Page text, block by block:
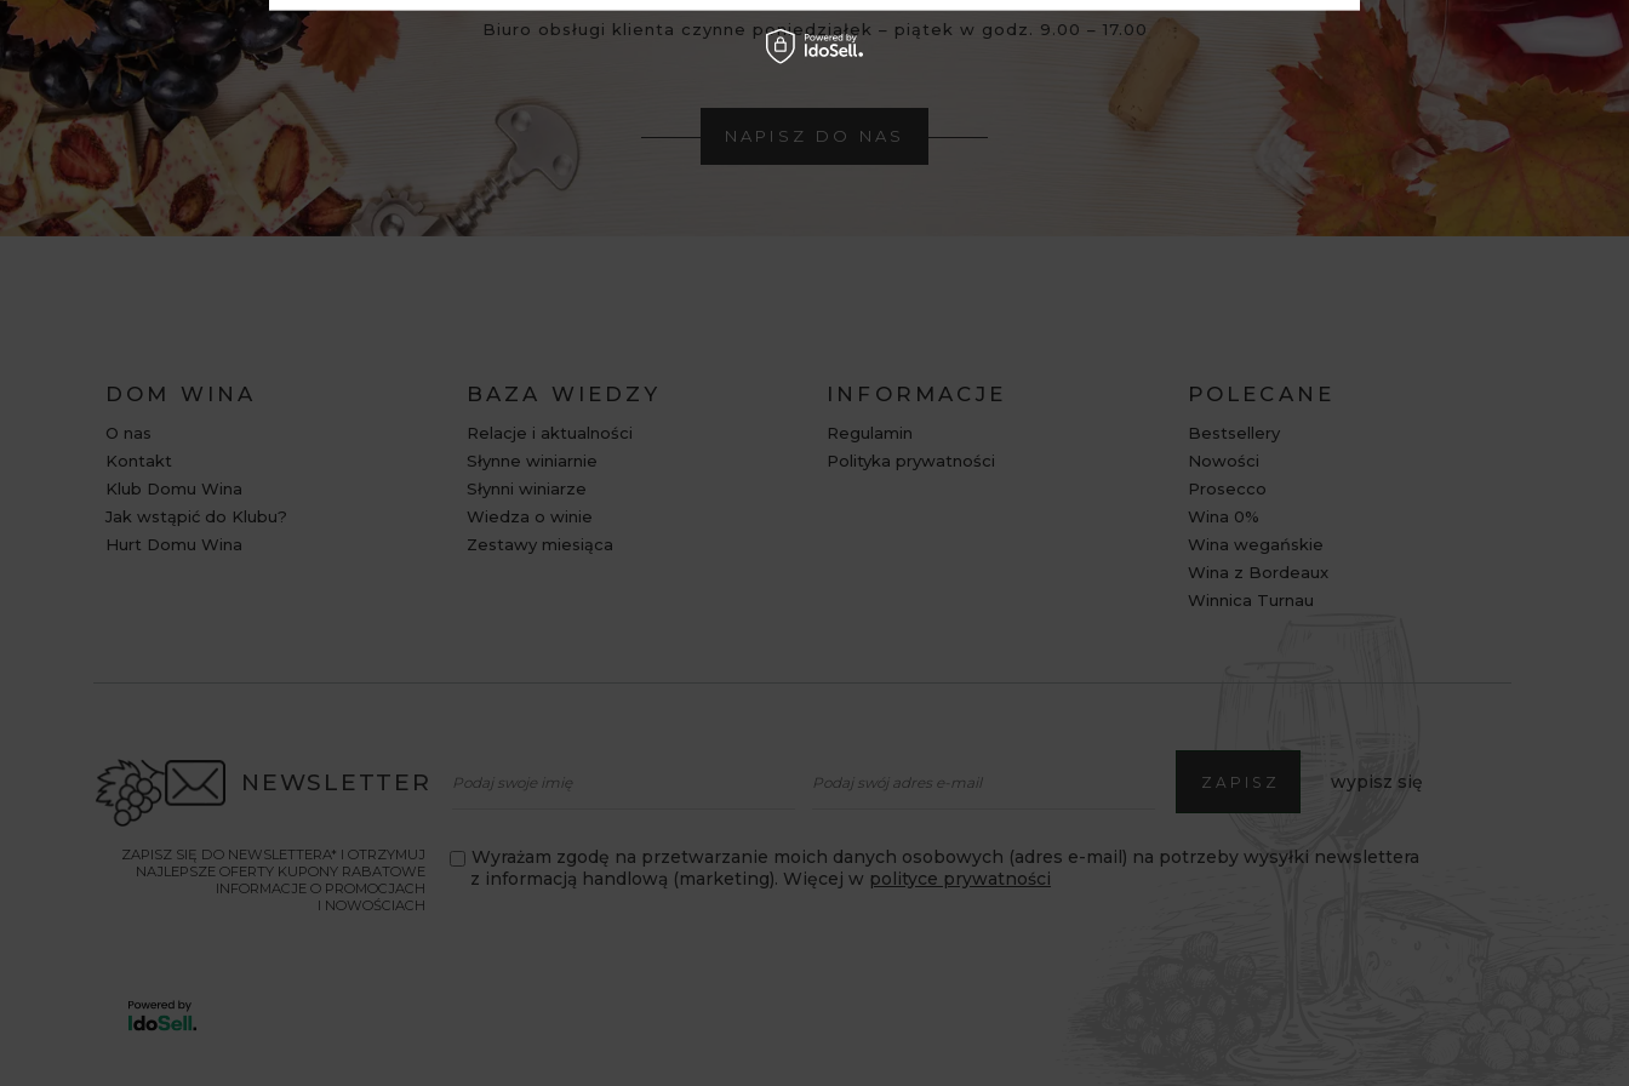
Biuro obsługi klienta czynne poniedziałek – piątek w godz. 9.00 – 17.00
NAPISZ DO NAS
DOM WINA
O nas
Kontakt
Klub Domu Wina
Jak wstąpić do Klubu?
Hurt Domu Wina
BAZA WIEDZY
Relacje i aktualności
Słynne winiarnie
Słynni winiarze
Wiedza o winie
Zestawy miesiąca
INFORMACJE
Regulamin
Polityka prywatności
POLECANE
Bestsellery
Nowości
Prosecco
Wina 0%
Wina wegańskie
Wina z Bordeaux
Winnica Turnau
NEWSLETTER
ZAPISZ SIĘ DO NEWSLETTERA* I OTRZYMUJ
NAJLEPSZE OFERTY KUPONY RABATOWE
INFORMACJE O PROMOCJACH
I NOWOŚCIACH
ZAPISZ wypisz się
Wyrażam zgodę na przetwarzanie moich danych osobowych (adres e-mail) na potrzeby wysyłki newslettera
z informacją handlową (marketing). Więcej w polityce prywatności